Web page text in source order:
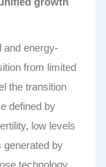
and energy-
from limited
the transition
defined by
low levels
generated by
technology